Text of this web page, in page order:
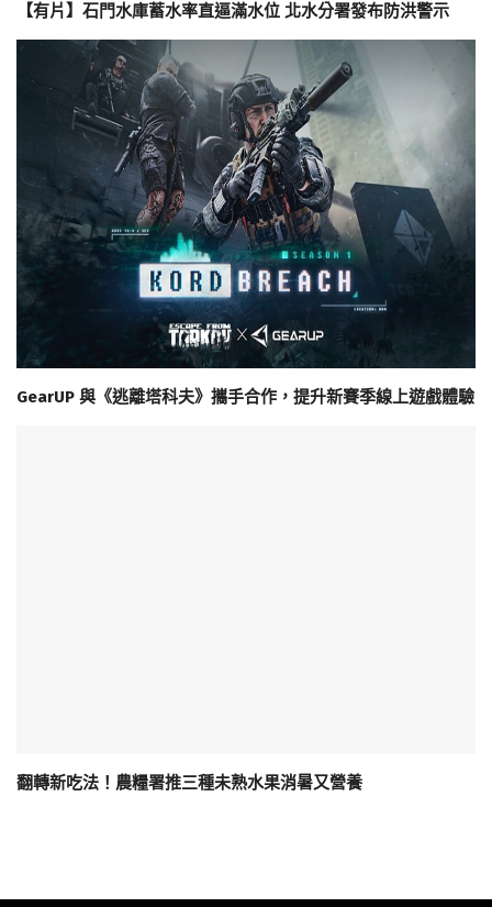
【有片】石門水庫蓄水率直逼滿水位 北水分署發布防洪警示
GearUP 與《逃離塔科夫》攜手合作，提升新賽季線上遊戲體驗
翻轉新吃法！農糧署推三種未熟水果消暑又營養